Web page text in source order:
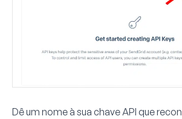
Dê um nome à sua chave API que